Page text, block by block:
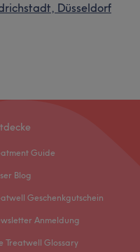
Düsseldorf
Guide
Blog
Geschenkgutschein
Anmeldung
Treatwell Glossary